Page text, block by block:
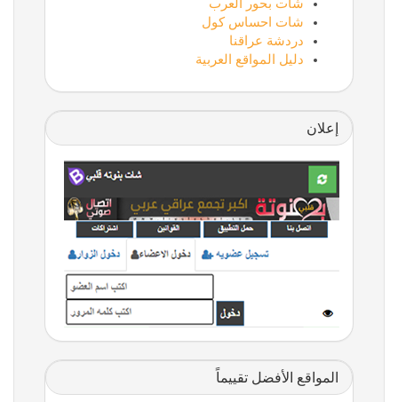
شات بحور العرب
شات احساس كول
دردشة عراقنا
دليل المواقع العربية
إعلان
المواقع الأفضل تقييماً